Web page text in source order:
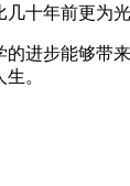
十年前更为光
进步能够带来
。